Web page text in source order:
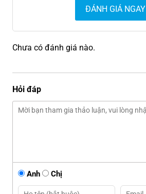
ĐÁNH GIÁ NGAY
Chưa có đánh giá nào.
Hỏi đáp
Anh Chị